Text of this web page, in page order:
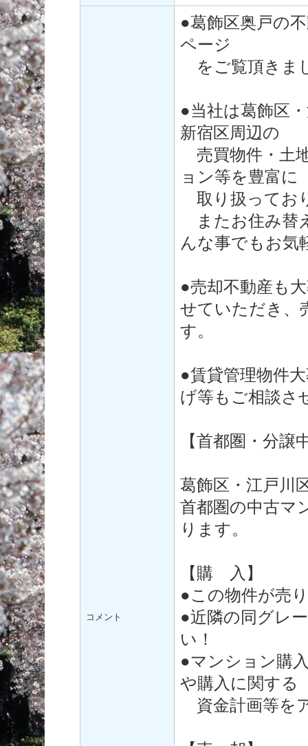
コメント
●葛飾区奥戸の
ページ
をご覧頂きま
●当社は葛飾区
新宿区周辺の
売買物件・土
ョン等を豊富に
取り扱ってお
またお住み替
んな事でもお
●売却不動産も
せていただき、
す。
●賃貸管理物件
げ等もご相談さ
【首都圏・分
葛飾区・江戸川
首都圏の中古マ
ります。
【購 入】
●この物件が売
●近隣の同グレ
い！
●マンション購
や購入に関する
資金計画等を